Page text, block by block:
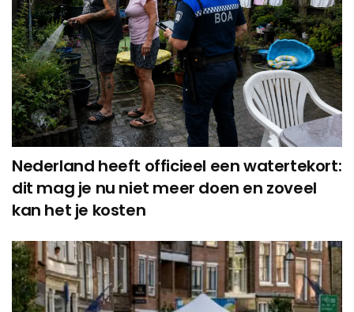
Nederland heeft officieel een watertekort:
dit mag je nu niet meer doen en zoveel
kan het je kosten